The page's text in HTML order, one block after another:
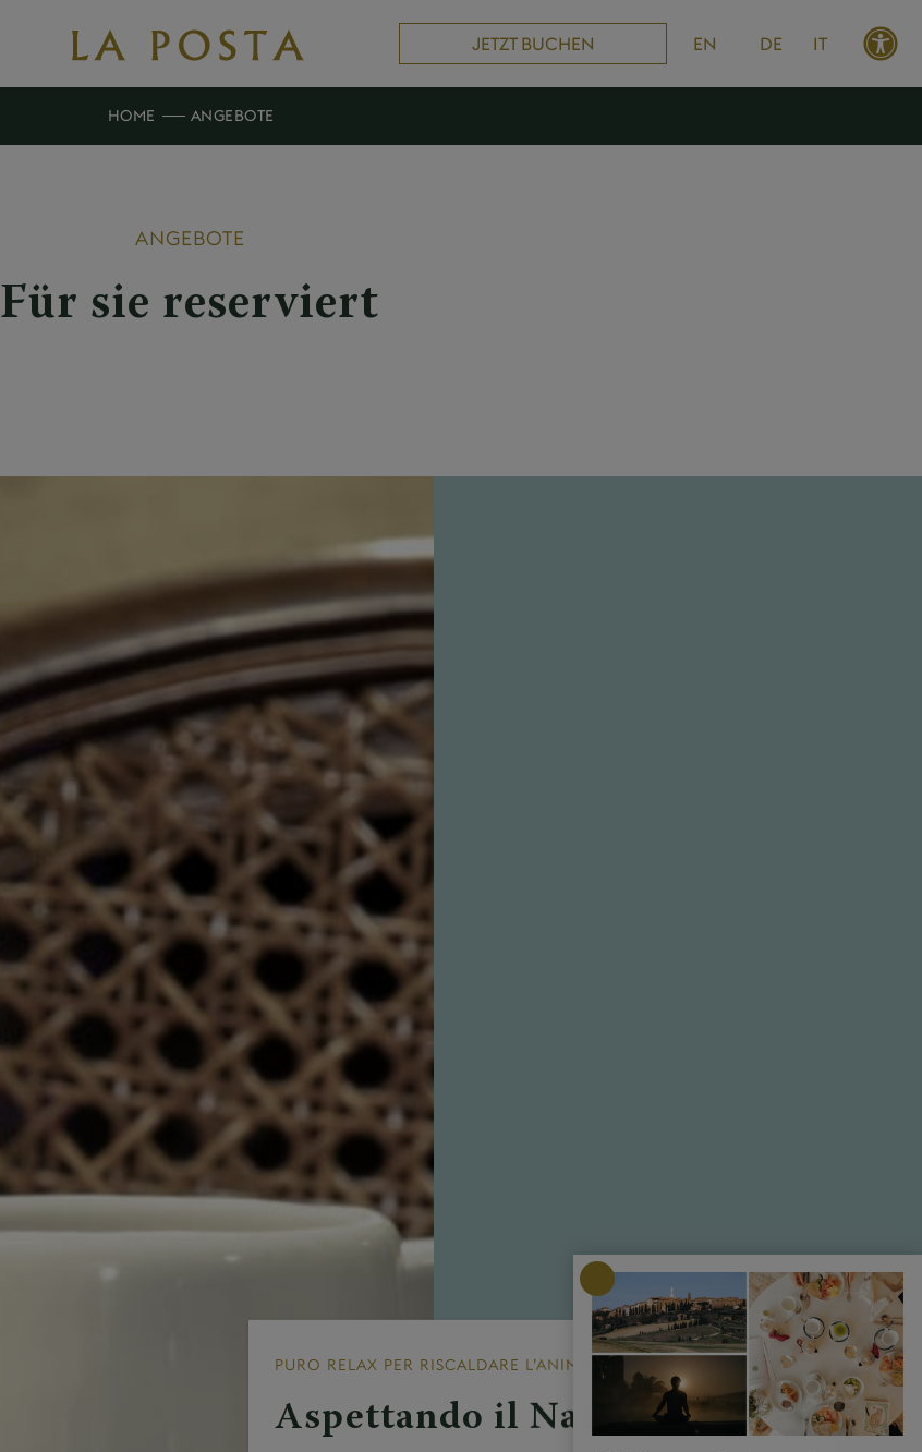
JETZT BUCHEN EN DE IT
HOME ANGEBOTE
ANGEBOTE
Für sie reserviert
PURO RELAX PER RISCALDARE L’ANIMA
Aspettando il Natale